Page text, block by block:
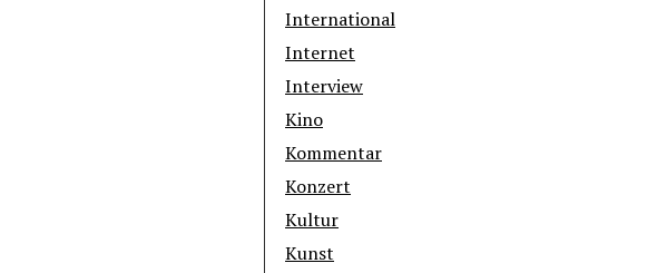
International
Internet
Interview
Kino
Kommentar
Konzert
Kultur
Kunst